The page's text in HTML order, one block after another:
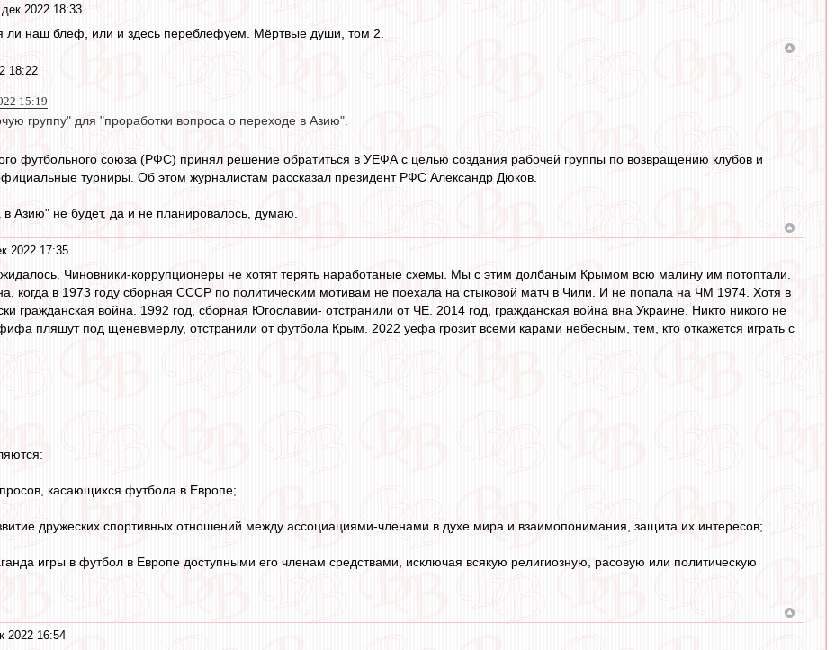
2022 18:33
ли наш блеф, или и здесь переблефуем. Мёртвые души, том 2.
18:22
15:19
группу" для "проработки вопроса о переходе в Азию".
футбольного союза (РФС) принял решение обратиться в УЕФА с целью создания рабочей группы по возвращению клубов и
турниры. Об этом журналистам рассказал президент РФС Александр Дюков.
в Азию" не будет, да и не планировалось, думаю.
2022 17:35
Чиновники-коррупционеры не хотят терять наработаные схемы. Мы с этим долбаным Крымом всю малину им потоптали.
когда в 1973 году сборная СССР по политическим мотивам не поехала на стыковой матч в Чили. И не попала на ЧМ 1974. Хотя в
гражданская война. 1992 год, сборная Югославии- отстранили от ЧЕ. 2014 год, гражданская война вна Украине. Никто никого не
пляшут под щеневмерлу, отстранили от футбола Крым. 2022 уефа грозит всеми карами небесным, тем, кто откажется играть с
касающихся футбола в Европе;
дружеских спортивных отношений между ассоциациями-членами в духе мира и взаимопонимания, защита их интересов;
игры в футбол в Европе доступными его членам средствами, исключая всякую религиозную, расовую или политическую
2022 16:54